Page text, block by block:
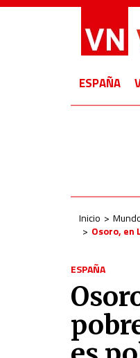
ESPAÑA
Inicio
Osoro, en
ESPAÑA